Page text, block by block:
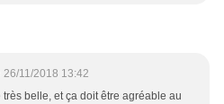
26/11/2018 13:42
très belle, et ça doit être agréable au